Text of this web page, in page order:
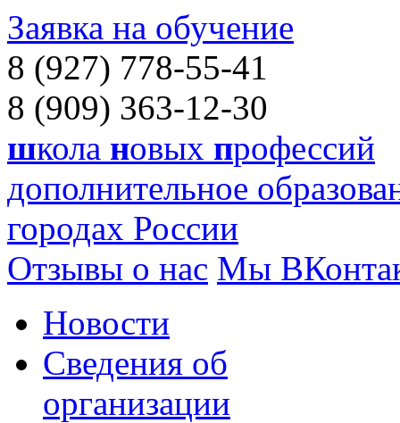
Заявка на обучение
8 (927) 778-55-41
8 (909) 363-12-30
школа новых профессий
дополнительное
городах России
Отзывы о нас Мы
Новости
Сведения об
организации